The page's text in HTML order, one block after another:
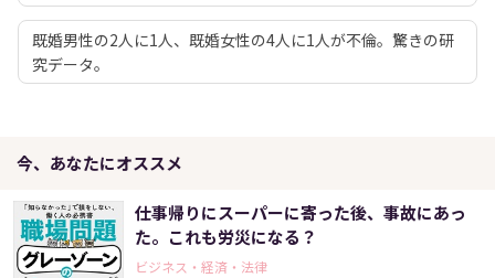
既婚男性の2人に1人、既婚女性の4人に1人が不倫。驚きの研
究データ。
今、あなたにオススメ
仕事帰りにスーパーに寄った後、事故にあっ
た。これも労災になる？
ビジネス・経済・法律